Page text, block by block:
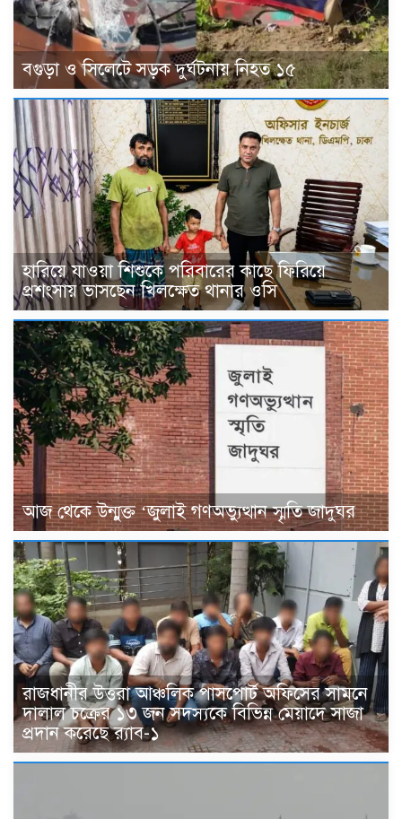
বগুড়া ও সিলেটে সড়ক দুর্ঘটনায় নিহত ১৫
হারিয়ে যাওয়া শিশুকে পরিবারের কাছে ফিরিয়ে
প্রশংসায় ভাসছেন খিলক্ষেত থানার ওসি
আজ থেকে উন্মুক্ত ‘জুলাই গণঅভ্যুত্থান স্মৃতি জাদুঘর
রাজধানীর উত্তরা আঞ্চলিক পাসপোর্ট অফিসের সামনে
দালাল চক্রের ১৩ জন সদস্যকে বিভিন্ন মেয়াদে সাজা
প্রদান করেছে র‌্যাব-১